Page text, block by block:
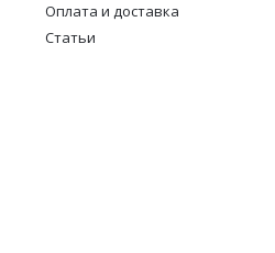
Оплата и доставка
Статьи